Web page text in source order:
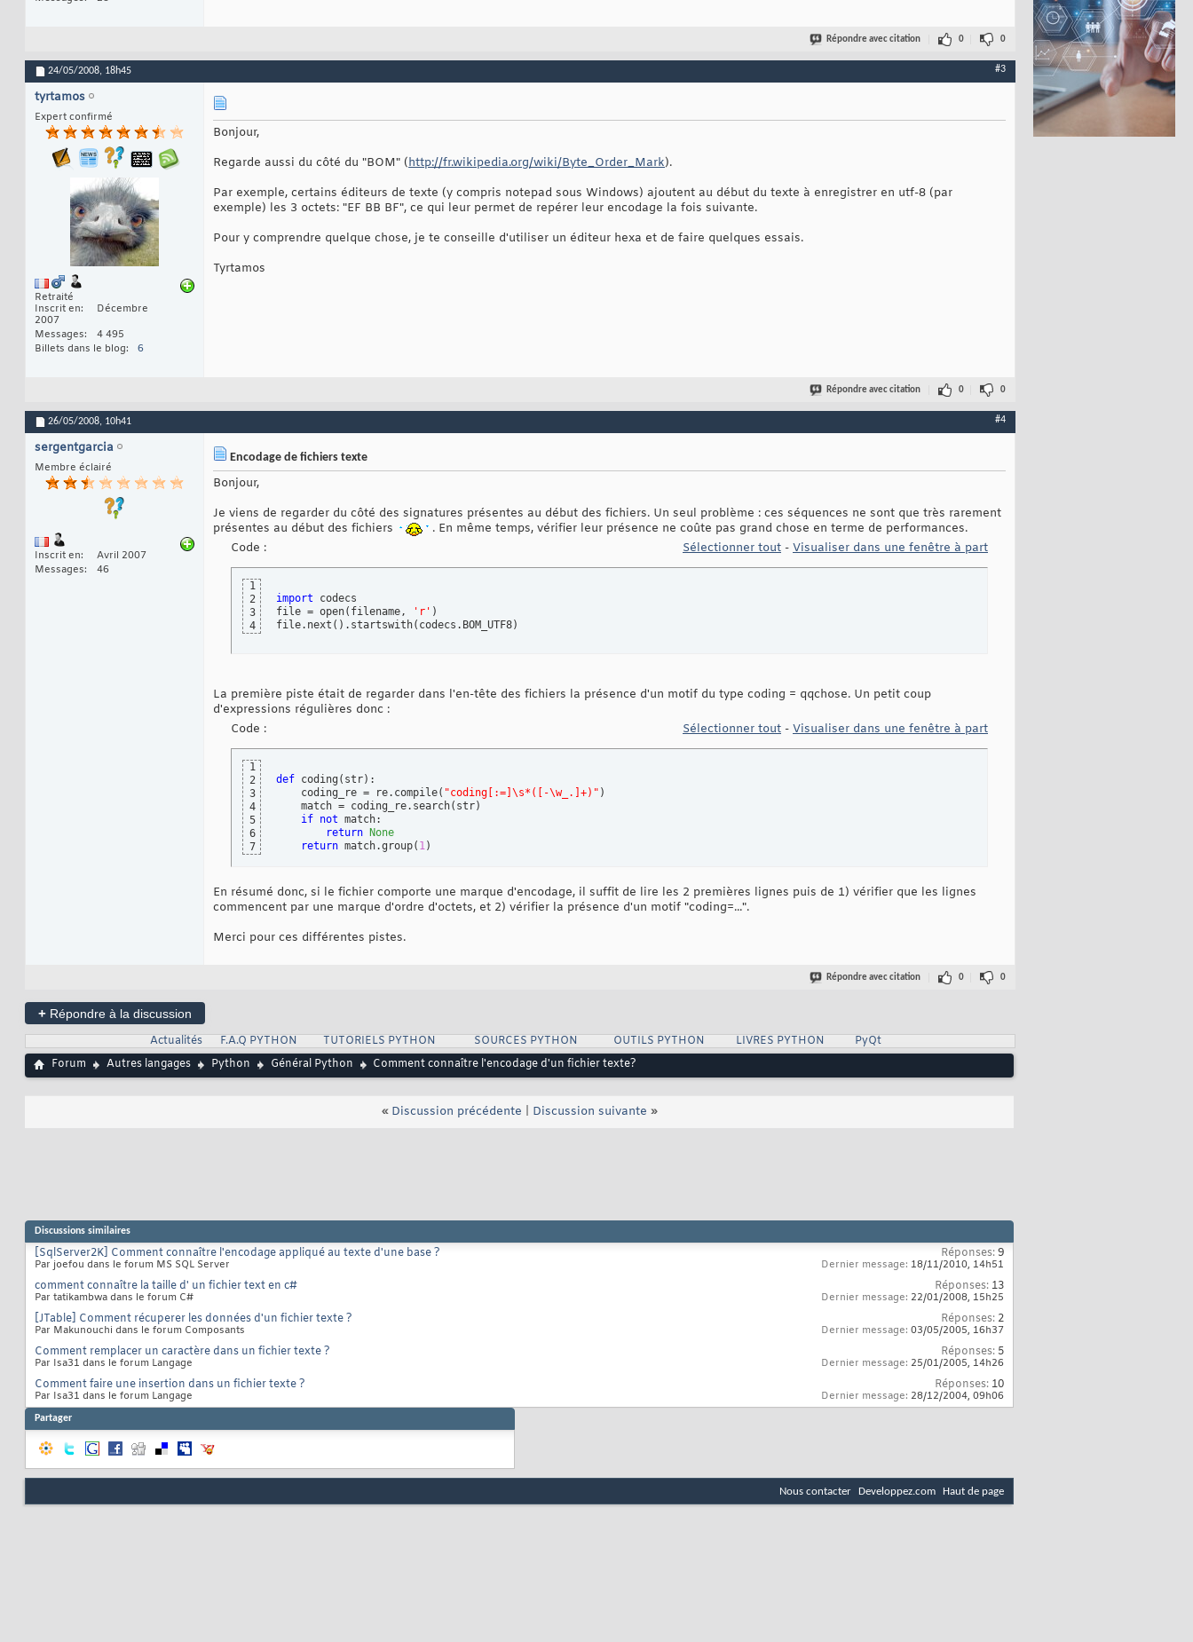
Répondre avec citation 0 0
24/05/2008, 18h45 #3
tyrtamos
Expert confirmé
Retraité
Inscrit en
Décembre
2007
Messages
4 495
Billets dans le blog
6
Bonjour,
Regarde aussi du côté du "BOM" (http://fr.wikipedia.org/wiki/Byte_Order_Mark).
Par exemple, certains éditeurs de texte (y compris notepad sous Windows) ajoutent au début du texte à enregistrer en utf-8 (par
exemple) les 3 octets: "EF BB BF", ce qui leur permet de repérer leur encodage la fois suivante.
Pour y comprendre quelque chose, je te conseille d'utiliser un éditeur hexa et de faire quelques essais.
Tyrtamos
Répondre avec citation 0 0
26/05/2008, 10h41 #4
sergentgarcia
Membre éclairé
Inscrit en
Avril 2007
Messages
46
Encodage de fichiers texte
Bonjour,
Je viens de regarder du côté des signatures présentes au début des fichiers. Un seul problème : ces séquences ne sont que très rarement
présentes au début des fichiers
. En même temps, vérifier leur présence ne coûte pas grand chose en terme de performances.
Code :
Sélectionner tout - Visualiser dans une fenêtre à part
1
2
3
4
import codecs
file = open( filename, 'r' )
file.next ( ) .startswith( codecs.BOM_UTF8)
La première piste était de regarder dans l'en-tête des fichiers la présence d'un motif du type coding = qqchose. Un petit coup
d'expressions régulières donc :
Code :
Sélectionner tout - Visualiser dans une fenêtre à part
1
2
3
4
5
6
7
def coding ( str) :
    coding_re = re.compile
( "coding[:=]\s*([-\w_.]+)" )
    match = coding_re.search
( str)
if not match:
return
None
return match.group( 1)
En résumé donc, si le fichier comporte une marque d'encodage, il suffit de lire les 2 premières lignes puis de 1) vérifier que les lignes
commencent par une marque d'ordre d'octets, et 2) vérifier la présence d'un motif "coding=...".
Merci pour ces différentes pistes.
Répondre avec citation 0 0
+ Répondre à la discussion
Actualités
F.A.Q PYTHON TUTORIELS PYTHON SOURCES PYTHON OUTILS PYTHON LIVRES PYTHON
PyQt
Forum
Autres langages Python Général Python Comment connaître l'encodage d'un fichier texte?
« Discussion précédente Discussion suivante »
Discussions similaires
[SqlServer2K] Comment connaître l'encodage appliqué au texte d'une base ?
Par joefou dans le forum MS SQL Server
Réponses:9
Dernier message: 18/11/2010, 14h51
comment connaître la taille d' un fichier text en c#
Par tatikambwa dans le forum C#
Réponses: 13
Dernier message: 22/01/2008, 15h25
[JTable] Comment récuperer les données d'un fichier texte ?
Par Makunouchi dans le forum Composants
Réponses: 2
Dernier message: 03/05/2005, 16h37
Comment remplacer un caractère dans un fichier texte ?
Par Isa31 dans le forum Langage
Réponses: 5
Dernier message: 25/01/2005, 14h26
Comment faire une insertion dans un fichier texte ?
Par Isa31 dans le forum Langage
Réponses: 10
Dernier message: 28/12/2004, 09h06
Partager
Nous contacter Developpez.com Haut de page